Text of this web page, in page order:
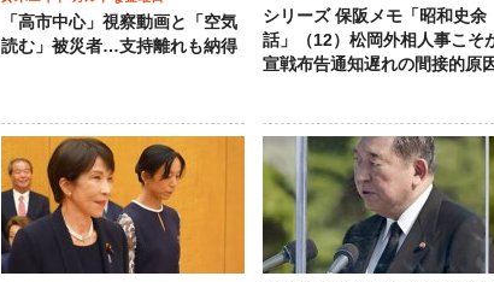
「高市中心」視察動画と「空気
読む」被災者…支持離れも納得
シリーズ 保阪メモ「昭和史余
話」（12）松岡外相人事こそ
宣戦布告通知遅れの間接的原